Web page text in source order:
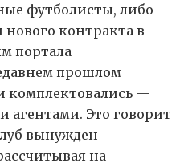
футболисты, либо
контракта в
портала
прошлом
комплектовались —
агентами. Это говорит
вынужден
на